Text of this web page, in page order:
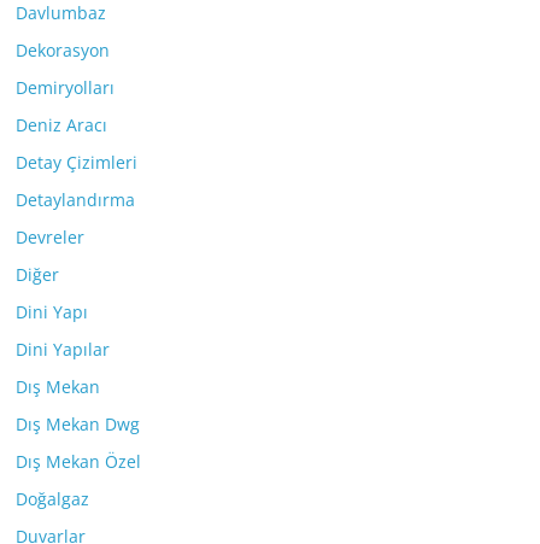
Davlumbaz
Dekorasyon
Demiryolları
Deniz Aracı
Detay Çizimleri
Detaylandırma
Devreler
Diğer
Dini Yapı
Dini Yapılar
Dış Mekan
Dış Mekan Dwg
Dış Mekan Özel
Doğalgaz
Duvarlar